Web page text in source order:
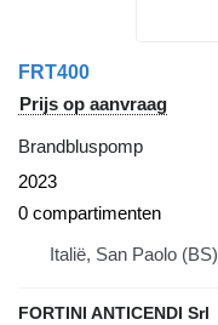
FRT400
Prijs op aanvraag
Brandbluspomp
2023
0 compartimenten
Italië, San Paolo (BS)
FORTINI ANTICENDI Srl